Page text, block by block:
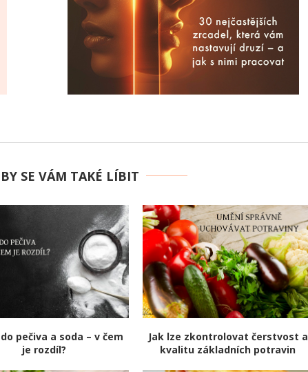
SE VÁM TAKÉ LÍBIT
pečiva a soda – v čem
je rozdíl?
Jak lze zkontrolovat čerstvost a
kvalitu základních potravin